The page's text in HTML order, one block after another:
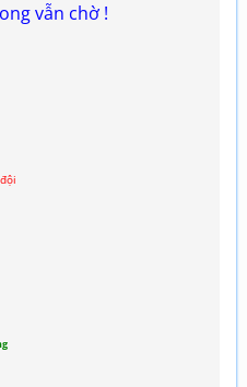
vẫn chờ !